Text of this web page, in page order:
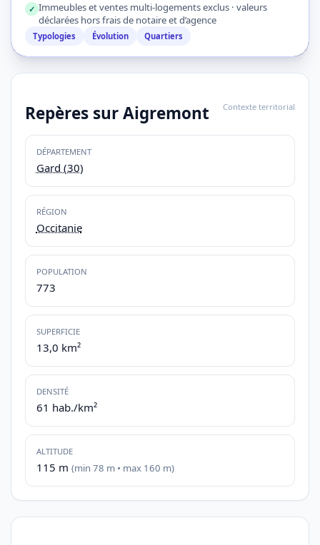
✓ Immeubles et ventes multi-logements exclus · valeurs
déclarées hors frais de notaire et d’agence
Typologies Évolution Quartiers
Repères sur Aigremont Contexte territorial
DÉPARTEMENT
Gard (30)
RÉGION
Occitanie
POPULATION
773
SUPERFICIE
13,0 km²
DENSITÉ
61 hab./km²
ALTITUDE
115 m (min 78 m • max 160 m)